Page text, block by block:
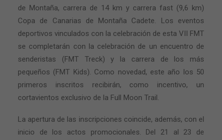
de Montaña, carrera de 14 km y carrera fast (9,6 km)
Copa de Canarias de Montaña Cadete. Los eventos
deportivos vinculados con la celebración de esta VII FMT
se completarán con la celebración de un encuentro de
senderistas (FMT Treck) y la carrera de los más
pequeños (FMT Kids). Como novedad, este año los 50
primeros inscritos recibirán, como incentivo, un
cortavientos exclusivo de la Full Moon Trail.
La apertura de las inscripciones coincide, además, con el
inicio de los actos promocionales. Del 21 al 23 de